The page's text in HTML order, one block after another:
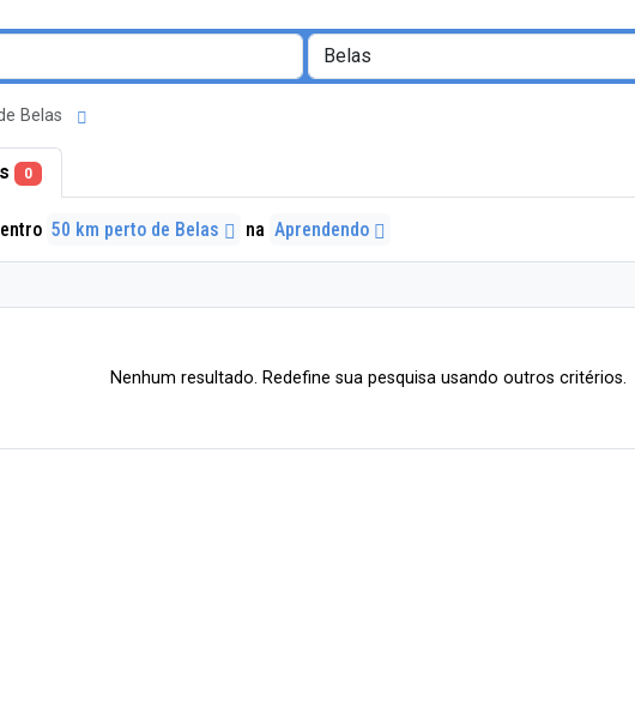
Belas
0
50 km perto de Belas na Aprendendo
Nenhum resultado. Redefine sua pesquisa usando outros critérios.